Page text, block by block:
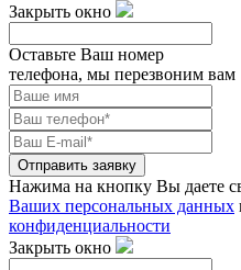
Закрыть окно
Оставьте Ваш номер
телефона, мы перезвоним вам
Отправить заявку
Нажима на кнопку Вы даете
Ваших персональных данных
конфиденциальности
Закрыть окно